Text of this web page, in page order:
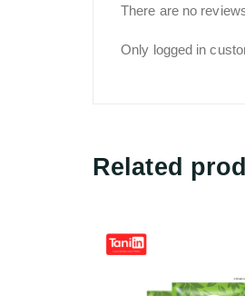
There are no
Only logged in
Related